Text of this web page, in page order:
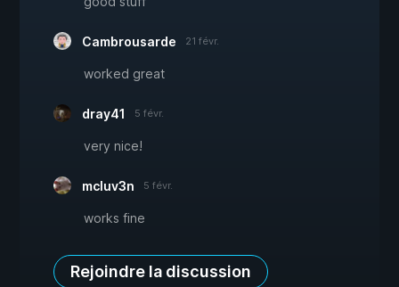
Cambrousarde 21 févr.
worked great
dray41 5 févr.
very nice!
mcluv3n 5 févr.
works fine
Rejoindre la discussion